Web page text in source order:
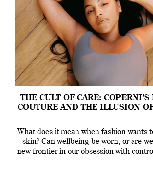
THE CULT OF CARE: COPERNI’S
COUTURE AND THE ILLUSION
What does it mean when fashion wants
skin? Can wellbeing be worn, or are
new frontier in our obsession with